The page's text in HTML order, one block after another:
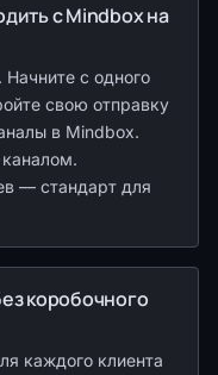
с Mindbox на
с одного
свою отправку
в Mindbox.
— стандарт для
коробочного
каждого клиента